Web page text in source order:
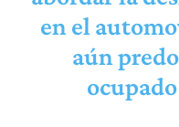
en el
aún